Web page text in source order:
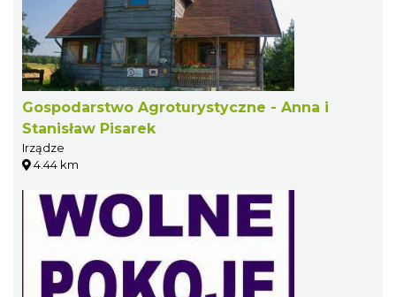
Gospodarstwo Agroturystyczne - Anna i
Stanisław Pisarek
Irządze
4.44 km